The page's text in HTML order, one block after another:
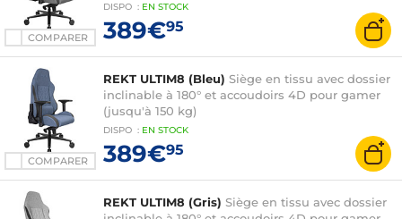
COMPARER
DISPO : EN STOCK
389€95
COMPARER
REKT ULTIM8 (Bleu) Siège en tissu avec dossier
inclinable à 180° et accoudoirs 4D pour gamer
(jusqu'à 150 kg)
DISPO : EN STOCK
389€95
REKT ULTIM8 (Gris) Siège en tissu avec dossier